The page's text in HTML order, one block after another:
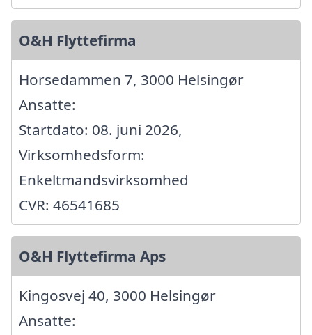
O&H Flyttefirma
Horsedammen 7, 3000 Helsingør
Ansatte:
Startdato: 08. juni 2026,
Virksomhedsform:
Enkeltmandsvirksomhed
CVR: 46541685
O&H Flyttefirma Aps
Kingosvej 40, 3000 Helsingør
Ansatte: